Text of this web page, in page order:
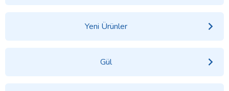
Yeni Ürünler
Gül